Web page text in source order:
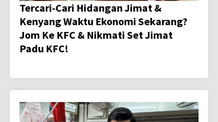
Tercari-Cari Hidangan Jimat &
Kenyang Waktu Ekonomi Sekarang?
Jom Ke KFC & Nikmati Set Jimat
Padu KFC!